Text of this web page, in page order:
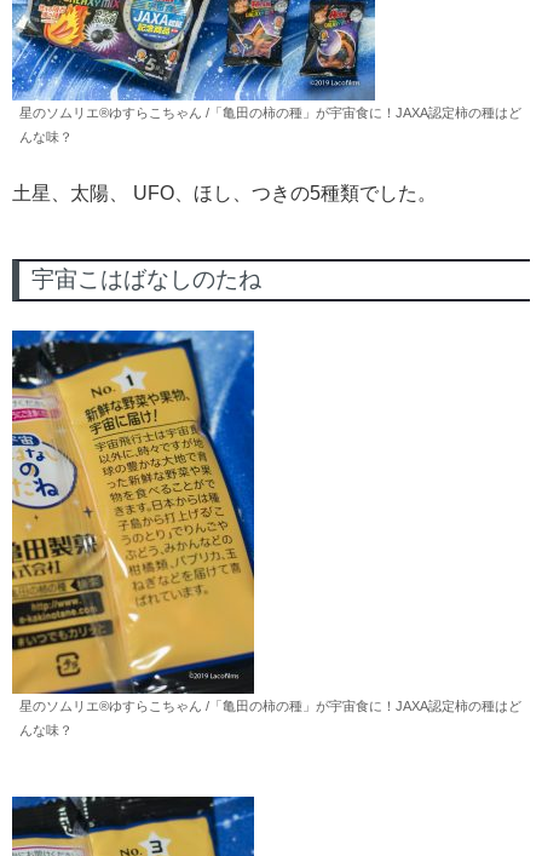
星のソムリエ®︎ゆすらこちゃん /「亀田の柿の種」が宇宙食に！JAXA認定柿の種はど
んな味？
土星、太陽、 UFO、ほし、つきの5種類でした。
宇宙こはばなしのたね
星のソムリエ®︎ゆすらこちゃん /「亀田の柿の種」が宇宙食に！JAXA認定柿の種はど
んな味？